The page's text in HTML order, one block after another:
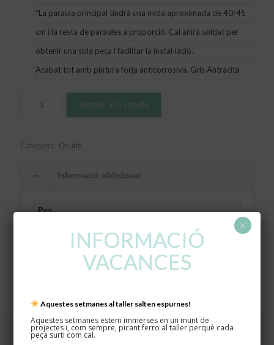
*La paraula principal tindrà una mida aproximada de 40/45
cm i la resta de paraules a proporció. Cal anirà soldat per
obtenir una sola peça i facilitar la instal·lació.
Acabat tot amb pintura forja anticorrosiva. Gris Antracita
Afegeix a la cistella
Categoria: Ocults
Informació addicional
Pes
Dimensions
150 × 40 × 15 cm
INFORMACIÓ
VACANCES
Aquestes setmanes al taller salten espurnes!
Aquestes setmanes estem immerses en un munt de
projectes i, com sempre, picant ferro al taller perquè cada
peça surti com cal.
×